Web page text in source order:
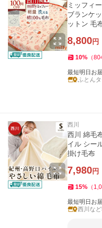
ミッフィ
ブランケ
ットン 毛
8,800円
10% （
最短明日お
ふとん
西川
西川 綿毛
イル シー
掛け毛布
7,980円
15% （
最短明日お
西川な